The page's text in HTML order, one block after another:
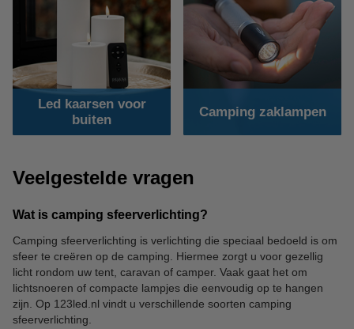
Led kaarsen voor
buiten
Camping zaklampen
Veelgestelde vragen
Wat is camping sfeerverlichting?
Camping sfeerverlichting is verlichting die speciaal bedoeld is om
sfeer te creëren op de camping. Hiermee zorgt u voor gezellig
licht rondom uw tent, caravan of camper. Vaak gaat het om
lichtsnoeren of compacte lampjes die eenvoudig op te hangen
zijn. Op 123led.nl vindt u verschillende soorten camping
sfeerverlichting.